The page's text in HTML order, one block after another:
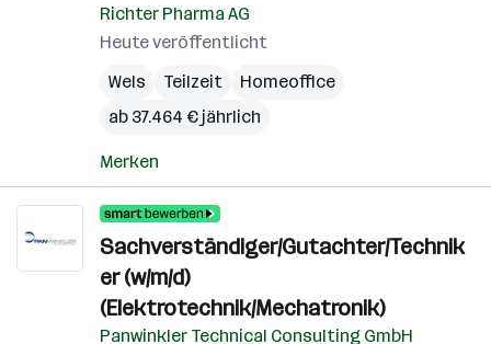
Richter Pharma AG
Heute veröffentlicht
Wels
Teilzeit
Homeoffice
ab 37.464 € jährlich
Merken
Sachverständiger/Gutachter/Technik
er (w/m/d)
(Elektrotechnik/Mechatronik)
Panwinkler Technical Consulting GmbH